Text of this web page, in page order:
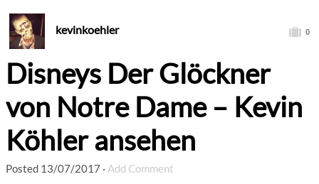
kevinkoehler 0
Disneys Der Glöckner
von Notre Dame – Kevin
Köhler ansehen
Posted 13/07/2017 · Add Comment